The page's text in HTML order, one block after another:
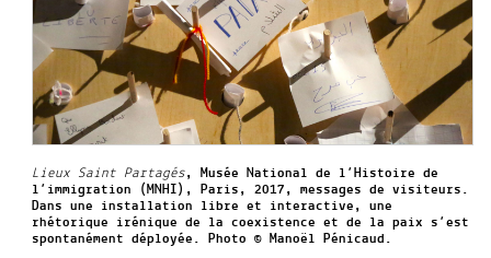
Lieux Saint Partagés, Musée National de l’Histoire de
l’immigration (MNHI), Paris, 2017, messages de visiteurs.
Dans une installation libre et interactive, une
rhétorique irénique de la coexistence et de la paix s’est
spontanément déployée. Photo © Manoël Pénicaud.